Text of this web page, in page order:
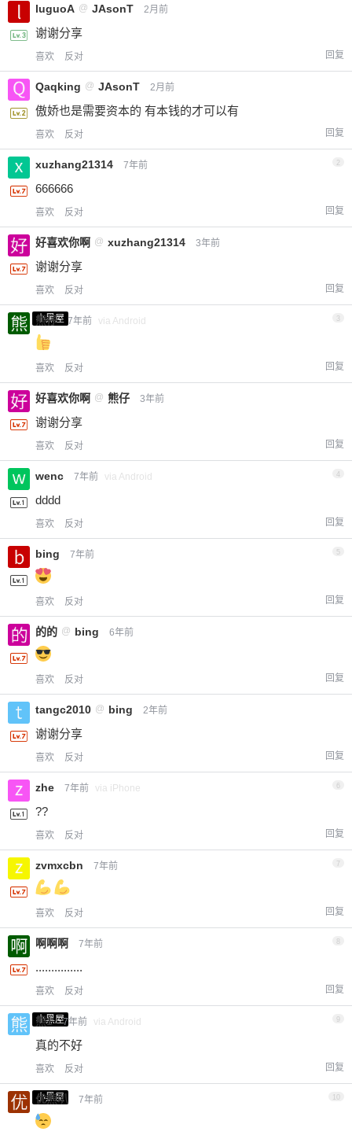
luguoA @ JAsonT 2月前
谢谢分享
喜欢 反对 回复
Qaqking @ JAsonT 2月前
傲娇也是需要资本的 有本钱的才可以有
喜欢 反对 回复
xuzhang21314 7年前 2
666666
喜欢 反对 回复
好喜欢你啊 @ xuzhang21314 3年前
谢谢分享
喜欢 反对 回复
小黑屋
熊仔 7年前 via Android 3
喜欢 反对 回复
好喜欢你啊 @ 熊仔 3年前
谢谢分享
喜欢 反对 回复
wenc 7年前 via Android 4
dddd
喜欢 反对 回复
bing 7年前 5
喜欢 反对 回复
的的 @ bing 6年前
喜欢 反对 回复
tangc2010 @ bing 2年前
谢谢分享
喜欢 反对 回复
zhe 7年前 via iPhone 6
??
喜欢 反对 回复
zvmxcbn 7年前 7
喜欢 反对 回复
啊啊啊 7年前
...............
喜欢 反对 回复
小黑屋
熊1 7年前 via Android 9
真的不好
喜欢 反对 回复
小黑屋
优熊叭 7年前 10